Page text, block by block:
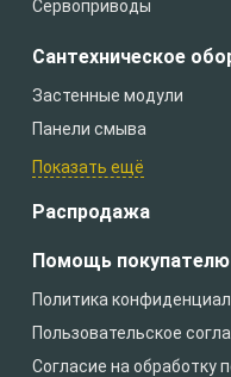
Сервоприводы
Сантехническое
Застенные модули
Панели смыва
Показать ещё
Распродажа
Помощь покупателю
Политика
Пользовательское
Согласие на обработку